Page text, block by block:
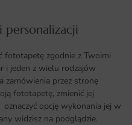
zgodnie z Twoimi
i jeden z wielu rodzajów
zamówienia przez stronę
fototapetę, zmienić jej
opcję wykonania jej w
widzisz na podglądzie.